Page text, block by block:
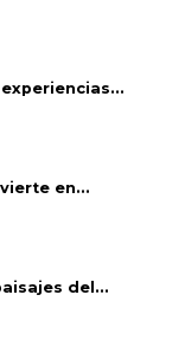
en...
del...